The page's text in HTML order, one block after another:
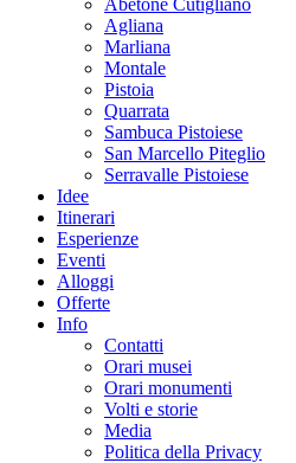
Abetone Cutigliano
Agliana
Marliana
Montale
Pistoia
Quarrata
Sambuca Pistoiese
San Marcello Piteglio
Serravalle Pistoiese
Idee
Itinerari
Esperienze
Eventi
Alloggi
Offerte
Info
Contatti
Orari musei
Orari monumenti
Volti e storie
Media
Politica della Privacy